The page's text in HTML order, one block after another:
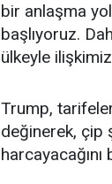
bir anlaşma
başlıyoruz.
ülkeyle
Trump,
değinerek, çip
harcayacağını